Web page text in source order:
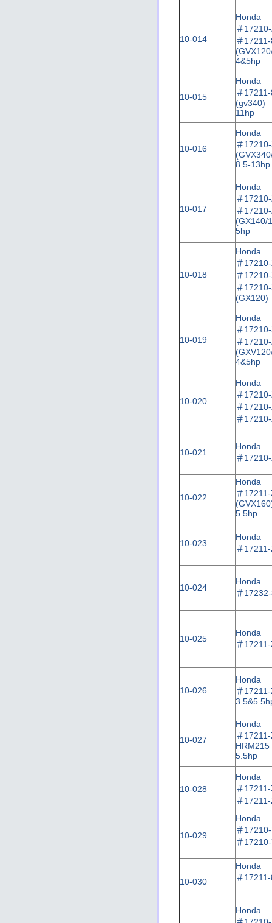
10-014
Honda
＃
＃
4&5hp
10-015
Honda
＃
(gv340)
11hp
10-016
Honda
＃
8.5-13hp
10-017
Honda
＃
＃
(GX140/
5hp
10-018
Honda
＃
＃
＃
(GX120)
10-019
Honda
＃
＃
4&5hp
10-020
Honda
＃
＃
＃
10-021
Honda
＃
10-022
Honda
＃
5.5hp
10-023
Honda
＃
10-024
Honda
＃
10-025
Honda
＃
10-026
Honda
＃
10-027
Honda
＃
HRM215
5.5hp
10-028
Honda
＃
＃
10-029
Honda
＃
＃
10-030
Honda
＃
Honda